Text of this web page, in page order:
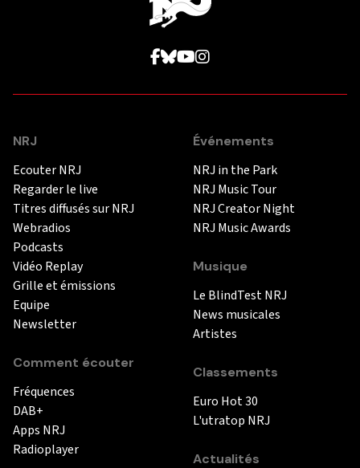
NRJ
Ecouter NRJ
Regarder le live
Titres diffusés sur NRJ
Webradios
Podcasts
Vidéo Replay
Grille et émissions
Equipe
Newsletter
Comment écouter
Fréquences
DAB+
Apps NRJ
Radioplayer
Événements
NRJ in the Park
NRJ Music Tour
NRJ Creator Night
NRJ Music Awards
Musique
Le BlindTest NRJ
News musicales
Artistes
Classements
Euro Hot 30
L'utratop NRJ
Actualités